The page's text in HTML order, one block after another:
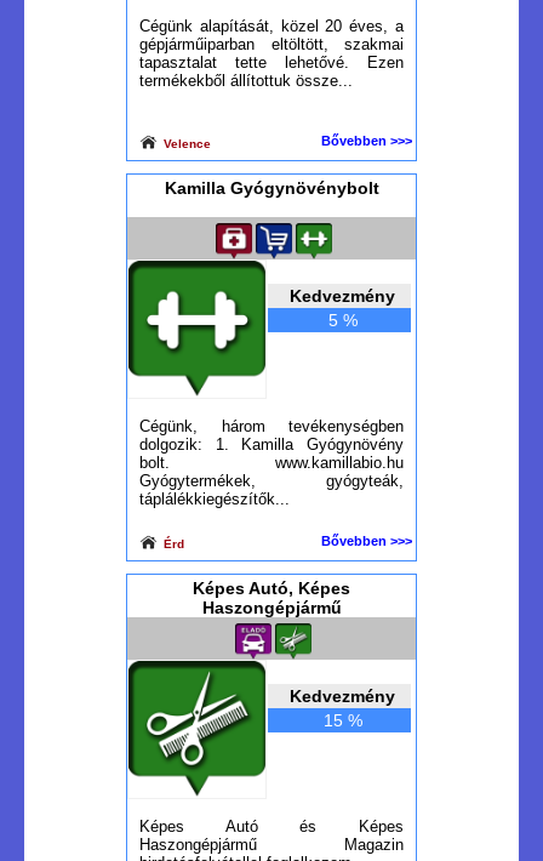
Cégünk alapítását, közel 20 éves, a
gépjárműiparban eltöltött, szakmai
tapasztalat tette lehetővé. Ezen
termékekből állítottuk össze...
Velence Bővebben >>>
Kamilla Gyógynövénybolt
Kedvezmény
5 %
Cégünk, három tevékenységben
dolgozik: 1. Kamilla Gyógynövény
bolt. www.kamillabio.hu
Gyógytermékek, gyógyteák,
táplálékkiegészítők...
Érd Bővebben >>>
Képes Autó, Képes
Haszongépjármű
Kedvezmény
15 %
Képes Autó és Képes
Haszongépjármű Magazin